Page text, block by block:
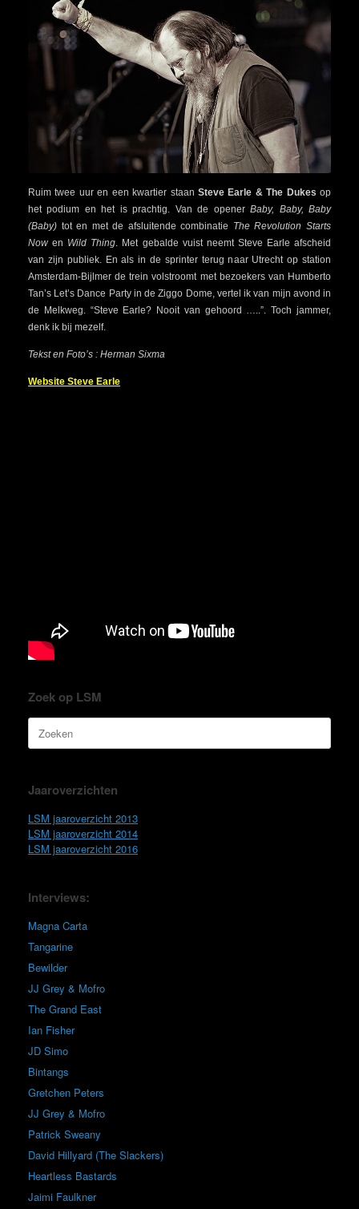
Ruim twee uur en een kwartier staan Steve Earle & The Dukes op
het podium en het is prachtig. Van de openerBaby, Baby, Baby
(Baby) tot en met de afsluitende combinatie The Revolution Starts
Nowen Wild Thing. Met gebalde vuist neemt Steve Earle afscheid
van zijn publiek. En als in de sprinter terug naar Utrecht op station
Amsterdam-Bijlmer de trein volstroomt met bezoekers van Humberto
Tan’s Let’s Dance Party in de Ziggo Dome, vertel ik van mijn avond in
de Melkweg. “Steve Earle? Nooit van gehoord …..”. Toch jammer,
denk ik bij mezelf.
Tekst en Foto’s : Herman Sixma
Website Steve Earle
Zoek op LSM
naar:
Jaaroverzichten
LSM jaaroverzicht 2013
LSM jaaroverzicht 2014
LSM jaaroverzicht 2016
Interviews:
Magna Carta
Tangarine
Bewilder
JJ Grey & Mofro
The Grand East
Ian Fisher
JD Simo
Bintangs
Gretchen Peters
JJ Grey & Mofro
Patrick Sweany
David Hillyard (The Slackers)
Heartless Bastards
Jaimi Faulkner